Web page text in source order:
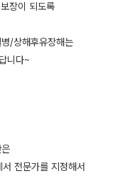
장이 되도록
/상해후유장해는
니다~
전문가를 지정해서